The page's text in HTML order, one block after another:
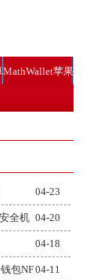
MathWallet苹果
04-23
全机 04-20
04-18
包NF04-11